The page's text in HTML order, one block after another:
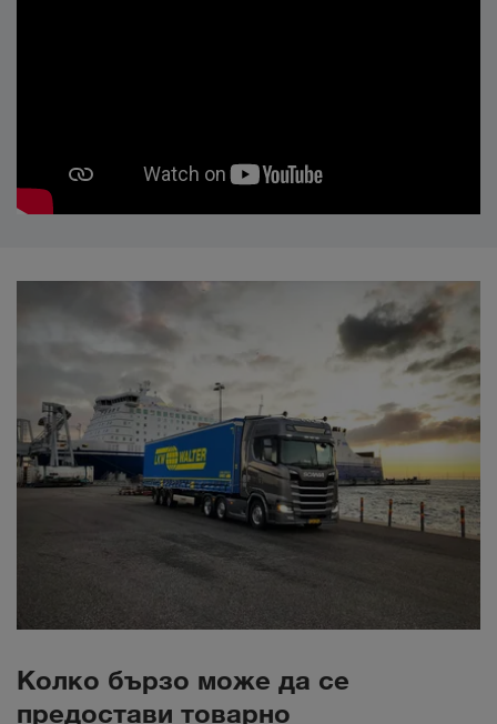
Колко бързо може да се
предостави товарно